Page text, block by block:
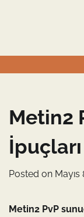
Metin2
İpuçları
Posted on Mayıs
Metin2 PvP